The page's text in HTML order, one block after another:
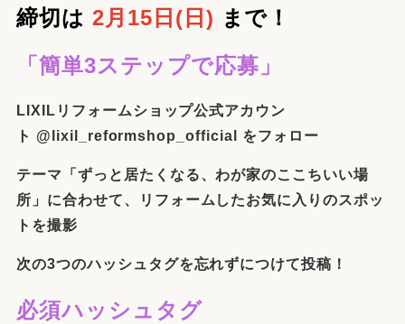
締切は 2月15日(日) まで！
「簡単3ステップで応募」
LIXILリフォームショップ公式アカウン
ト @lixil_reformshop_official をフォロー
テーマ「ずっと居たくなる、わが家のここちいい場
所」に合わせて、リフォームしたお気に入りのスポッ
トを撮影
次の3つのハッシュタグを忘れずにつけて投稿！
必須ハッシュタグ